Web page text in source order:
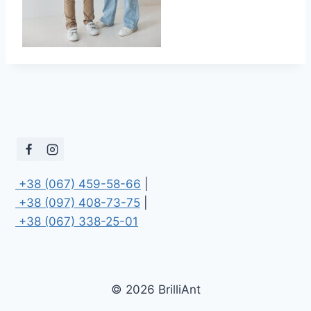
+38 (067) 459-58-66
+38 (097) 408-73-75
+38 (067) 338-25-01
© 2026 BrilliAnt